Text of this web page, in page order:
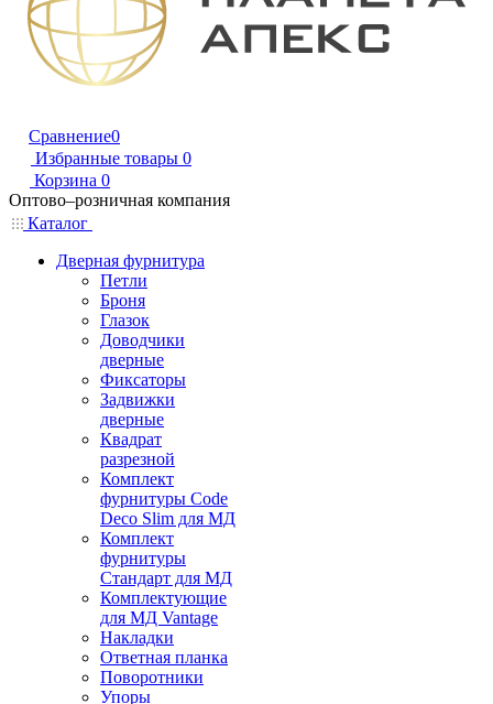
Сравнение0
Избранные товары 0
Корзина 0
Оптово–розничная компания
Каталог
Дверная фурнитура
Петли
Броня
Глазок
Доводчики
дверные
Фиксаторы
Задвижки
дверные
Квадрат
разрезной
Комплект
фурнитуры Code
Deco Slim для МД
Комплект
фурнитуры
Стандарт для МД
Комплектующие
для МД Vantage
Накладки
Ответная планка
Поворотники
Упоры